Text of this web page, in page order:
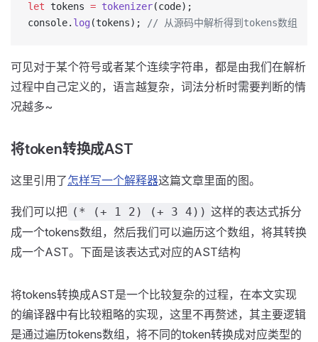
let tokens = tokenizer(code);
console. log (tokens); // 从源码中解析得到tokens数组
可见对于某个符号或者某个连续字符串，都是由我们在解析
过程中自己定义的，语言越复杂，词法分析时需要判断的情
况越多~
将token转换成AST
这里引用了怎样写一个解释器这篇文章里面的图。
我们可以把 (* (+ 1 2) (+ 3 4)) 这样的表达式拆分
成一个tokens数组，然后我们可以遍历这个数组，将其转换
成一个AST。下面是该表达式对应的AST结构
将tokens转换成AST是一个比较复杂的过程，在本文实现
的编译器中有比较粗略的实现，这里不再赘述，其主要逻辑
是通过遍历tokens数组，将不同的token转换成对应类型的